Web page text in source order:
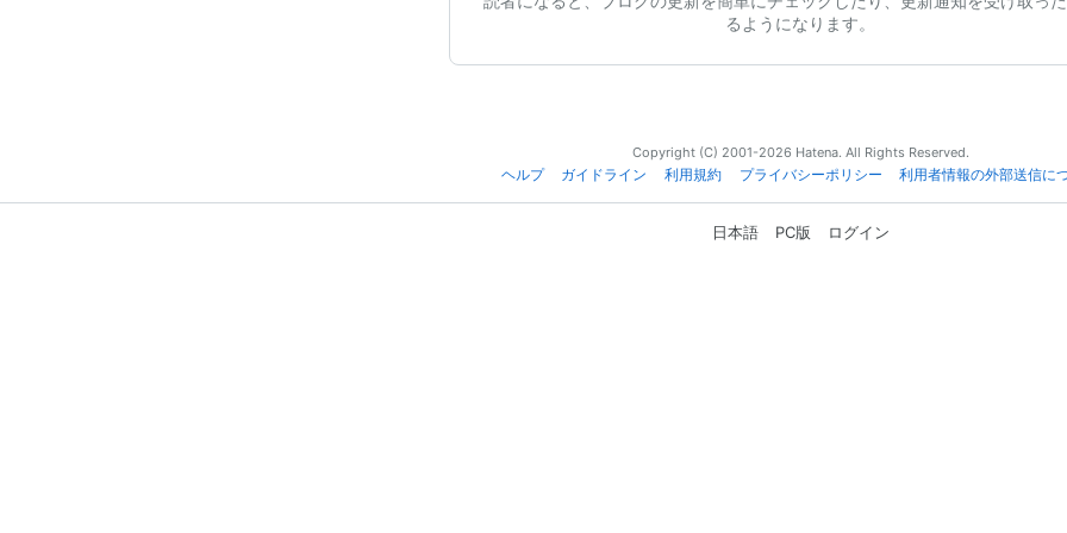
るようになります。
Copyright (C) 2001-2026 Hatena. All Rights Reserved.
ヘルプ
ガイドライン 利用規約 プライバシーポリシー 利用者情報の外部送信に
日本語 PC版 ログイン